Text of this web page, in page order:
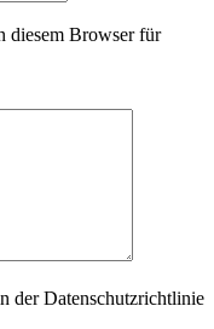
diesem Browser für
der Datenschutzrichtlinie